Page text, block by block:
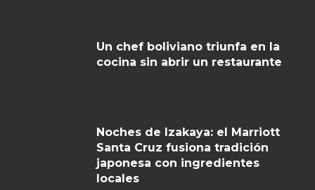
Un chef boliviano triunfa en la
cocina sin abrir un restaurante
Noches de Izakaya: el Marriott
Santa Cruz fusiona tradición
japonesa con ingredientes
locales